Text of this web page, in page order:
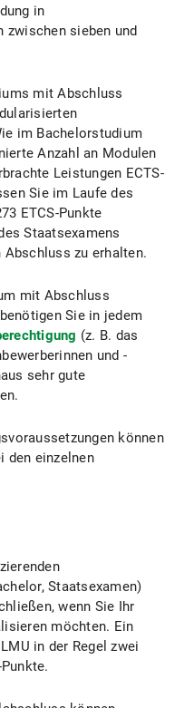
in
zwischen sieben und
mit Abschluss
im Bachelorstudium
Anzahl an Modulen
Leistungen ECTS-
Sie im Laufe des
ETCS-Punkte
Staatsexamens
zu erhalten.
mit Abschluss
Sie in jedem
(z. B. das
und -
sehr gute
können
den einzelnen
Staatsexamen)
wenn Sie Ihr
möchten. Ein
in der Regel zwei